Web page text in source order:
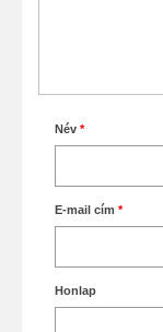
Név *
E-mail cím *
Honlap